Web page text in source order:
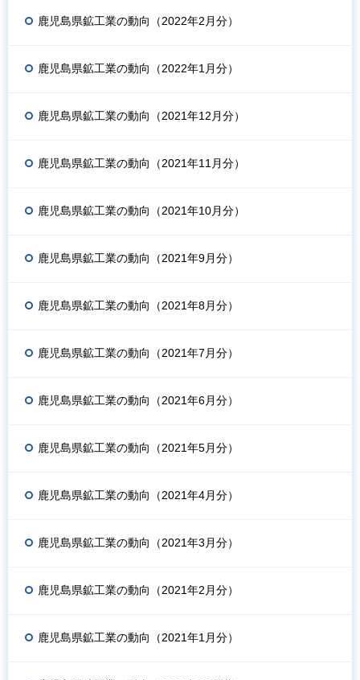
鹿児島県鉱工業の動向（2022年2月分）
鹿児島県鉱工業の動向（2022年1月分）
鹿児島県鉱工業の動向（2021年12月分）
鹿児島県鉱工業の動向（2021年11月分）
鹿児島県鉱工業の動向（2021年10月分）
鹿児島県鉱工業の動向（2021年9月分）
鹿児島県鉱工業の動向（2021年8月分）
鹿児島県鉱工業の動向（2021年7月分）
鹿児島県鉱工業の動向（2021年6月分）
鹿児島県鉱工業の動向（2021年5月分）
鹿児島県鉱工業の動向（2021年4月分）
鹿児島県鉱工業の動向（2021年3月分）
鹿児島県鉱工業の動向（2021年2月分）
鹿児島県鉱工業の動向（2021年1月分）